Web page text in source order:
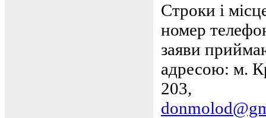
Строки і
номер
заяви
адресою: м.
203, тел.